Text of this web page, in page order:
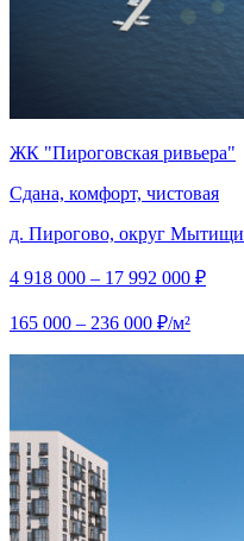
ЖК "Пироговская ривьера"
Сдана, комфорт, чистовая
д. Пирогово, округ Мытищи
4 918 000 – 17 992 000 ₽
165 000 – 236 000 ₽/м²